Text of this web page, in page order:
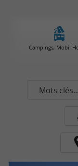
Campings, Mobil
Mots clés...